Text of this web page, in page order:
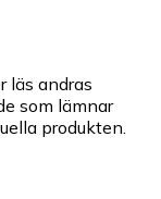
läs andras
som lämnar
produkten.